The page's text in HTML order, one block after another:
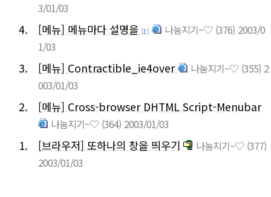
3/01/03
4. [메뉴] 메뉴마다 설명을 [1] 나눔지기~♡ (376) 2003/0
1/03
3. [메뉴] Contractible_ie4over 나눔지기~♡ (355) 2
003/01/03
2. [메뉴] Cross-browser DHTML Script-Menubar
나눔지기~♡ (364) 2003/01/03
1. [브라우저] 또하나의 창을 띄우기 나눔지기~♡ (377)
2003/01/03